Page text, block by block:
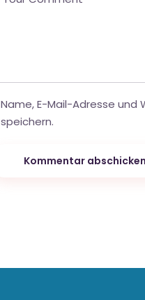
Name, E-Mail-Adresse
speichern.
Kommentar abschicken